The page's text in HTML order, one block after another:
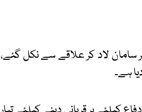
سامان لاد کر علاقے سے نکل گئے،
ہے۔